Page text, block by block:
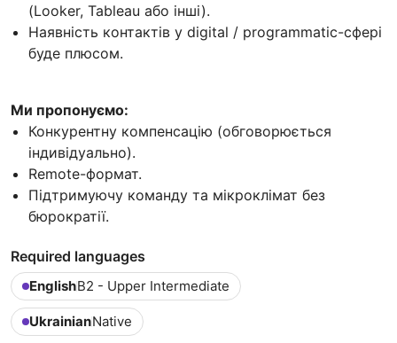
(Looker, Tableau або інші).
Наявність контактів у digital / programmatic-сфері
буде плюсом.
Ми пропонуємо:
Конкурентну компенсацію (обговорюється
індивідуально).
Remote-формат.
Підтримуючу команду та мікроклімат без
бюрократії.
Required languages
EnglishB2 - Upper Intermediate
UkrainianNative